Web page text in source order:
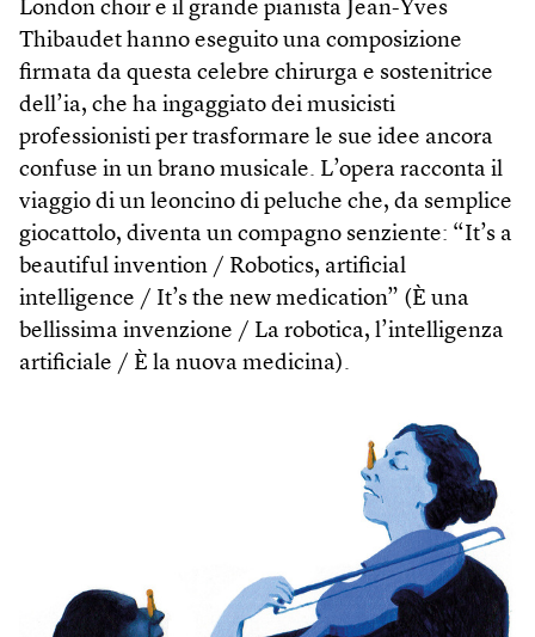
London choir e il grande pianista Jean-Yves
Thibaudet hanno eseguito una composizione
firmata da questa celebre chirurga e sostenitrice
dell’ia, che ha ingaggiato dei musicisti
professionisti per trasformare le sue idee ancora
confuse in un brano musicale. L’opera racconta il
viaggio di un leoncino di peluche che, da semplice
giocattolo, diventa un compagno senziente: “It’s a
beautiful invention / Robotics, artificial
intelligence / It’s the new medication” (È una
bellissima invenzione / La robotica, l’intelligenza
artificiale / È la nuova medicina).